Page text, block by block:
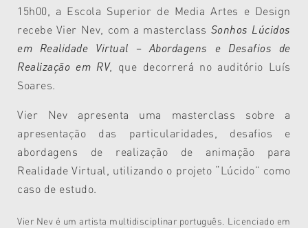
15h00, a Escola Superior de Media Artes e Design
recebe Vier Nev, com a masterclass Sonhos Lúcidos
em Realidade Virtual – Abordagens e Desafios de
Realização em RV, que decorrerá no auditório Luís
Soares.
Vier Nev apresenta uma masterclass sobre a
apresentação das particularidades, desafios e
abordagens de realização de animação para
Realidade Virtual, utilizando o projeto “Lúcido” como
caso de estudo.
Vier Nev é um artista multidisciplinar português. Licenciado em